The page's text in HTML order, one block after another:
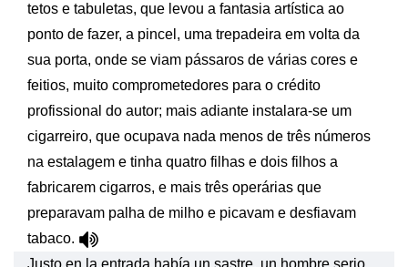
tetos e tabuletas, que levou a fantasia artística ao
ponto de fazer, a pincel, uma trepadeira em volta da
sua porta, onde se viam pássaros de várias cores e
feitios, muito comprometedores para o crédito
profissional do autor; mais adiante instalara-se um
cigarreiro, que ocupava nada menos de três números
na estalagem e tinha quatro filhas e dois filhos a
fabricarem cigarros, e mais três operárias que
preparavam palha de milho e picavam e desfiavam
tabaco.